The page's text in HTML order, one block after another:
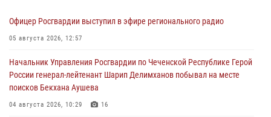
Офицер Росгвардии выступил в эфире регионального радио
05 августа 2026, 12:57
Начальник Управления Росгвардии по Чеченской Республике Герой
России генерал-лейтенант Шарип Делимханов побывал на месте
поисков Бекхана Аушева
04 августа 2026, 10:29 16